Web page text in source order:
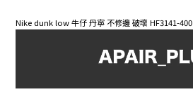
Nike dunk low 牛仔 丹寧 不修邊 破壞 HF3141-400